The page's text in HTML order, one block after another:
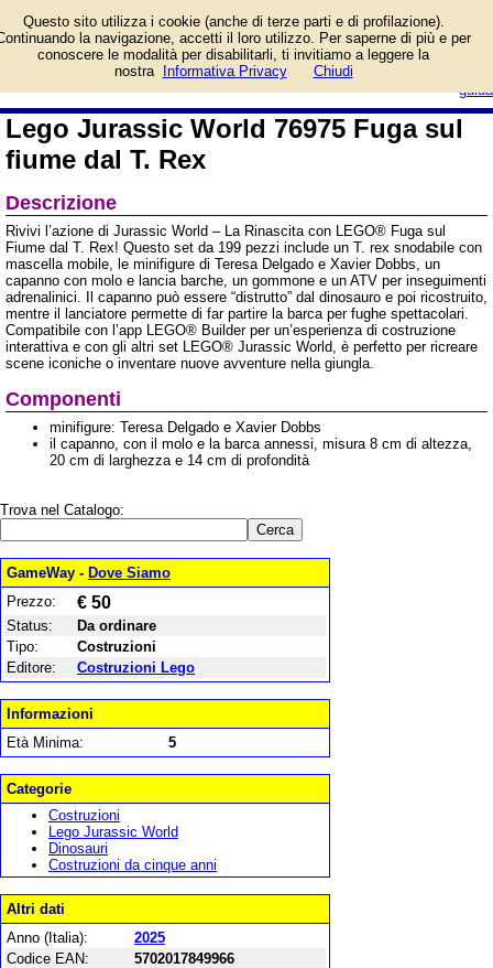
guida
Jurassic World 76975
Fuga sul fiume dal T. Rex
e prezzo di vendita. Prodotto da
Lego Jurassic World 76975 Fuga sul
fiume dal T. Rex
Descrizione
Rivivi l’azione di Jurassic World – La Rinascita con LEGO® Fuga sul
Fiume dal T. Rex! Questo set da 199 pezzi include un T. rex snodabile con
mascella mobile, le minifigure di Teresa Delgado e Xavier Dobbs, un
capanno con molo e lancia barche, un gommone e un ATV per inseguimenti
adrenalinici. Il capanno può essere “distrutto” dal dinosauro e poi ricostruito,
mentre il lanciatore permette di far partire la barca per fughe spettacolari.
Compatibile con l’app LEGO® Builder per un’esperienza di costruzione
interattiva e con gli altri set LEGO® Jurassic World, è perfetto per ricreare
scene iconiche o inventare nuove avventure nella giungla.
Componenti
minifigure: Teresa Delgado e Xavier Dobbs
il capanno, con il molo e la barca annessi, misura 8 cm di altezza,
20 cm di larghezza e 14 cm di profondità
Trova nel Catalogo:
GameWay - Dove Siamo
Prezzo:
€ 50
Status:
Da ordinare
Tipo:
Costruzioni
Editore:
Costruzioni Lego
Informazioni
Età Minima:
5
Categorie
Costruzioni
Lego Jurassic World
Dinosauri
Costruzioni da cinque anni
Altri dati
Anno (Italia):
2025
Codice EAN:
5702017849966
Questo sito utilizza i cookie (anche di terze parti e di profilazione).
la navigazione, accetti il loro utilizzo. Per saperne di più e per
conoscere le modalità per disabilitarli, ti invitiamo a leggere la
nostra
Informativa Privacy Chiudi